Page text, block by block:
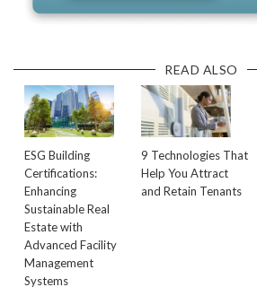
READ ALSO
ESG Building
Certifications:
Enhancing
Sustainable Real
Estate with
Advanced Facility
Management
Systems
9 Technologies That
Help You Attract
and Retain Tenants